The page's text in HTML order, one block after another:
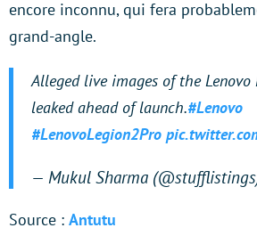
encore inconnu, qui fera
grand-angle.
Alleged live images of the Lenovo
leaked ahead of launch.#Lenovo
#LenovoLegion2Pro
— Mukul Sharma
Source : Antutu